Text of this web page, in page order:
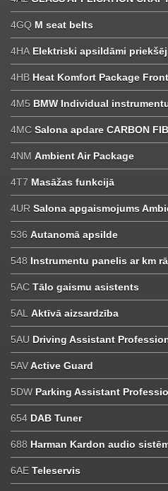
4GQ M seat belts
4HA Elektriski apsildāmi
4HB Heat Komfort Package Front
4M5 BMW Individual
4MC Salona apdare CARBON
4NM Ambient Air Package
4T7 Masāžas funkcijā
4UR Salona apgaismojums
536 Autanomā apsilde
548 Instrumentu panelis ar km
5AC Tālo gaismu asistents
5AL Aktīvā aizsardzība
5AU Driving Assistant
5AVActive Guard
5DW Parking Assistant
654 DAB Tuner
688 Harman Kardon audio
6AE Teleservis